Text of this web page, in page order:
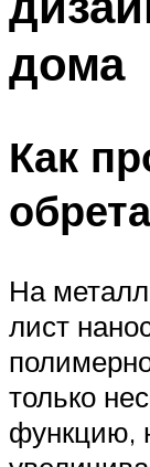
дома
Как
На
лист
только
функцию,